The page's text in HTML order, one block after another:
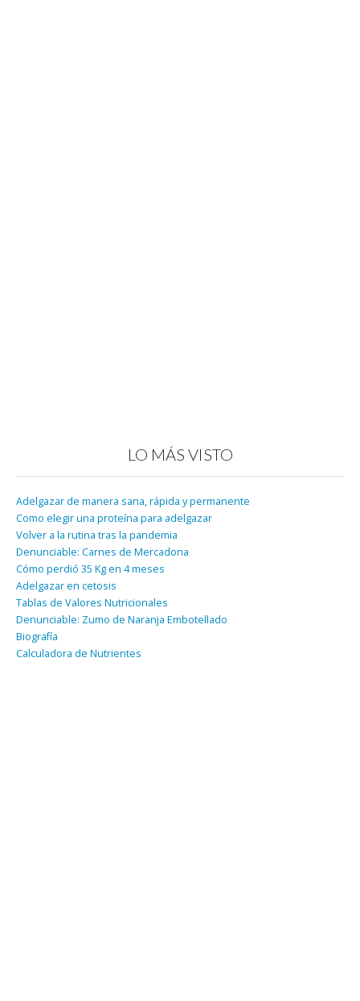
LO MÁS VISTO
Adelgazar de manera sana, rápida y permanente
Como elegir una proteína para adelgazar
Volver a la rutina tras la pandemia
Denunciable: Carnes de Mercadona
Cómo perdió 35 Kg en 4 meses
Adelgazar en cetosis
Tablas de Valores Nutricionales
Denunciable: Zumo de Naranja Embotellado
Biografía
Calculadora de Nutrientes